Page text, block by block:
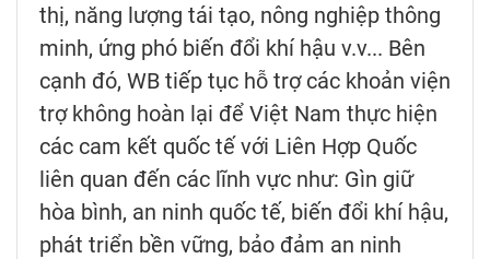
thị, năng lượng tái tạo, nông nghiệp thông
minh, ứng phó biến đổi khí hậu v.v... Bên
cạnh đó, WB tiếp tục hỗ trợ các khoản viện
trợ không hoàn lại để Việt Nam thực hiện
các cam kết quốc tế với Liên Hợp Quốc
liên quan đến các lĩnh vực như: Gìn giữ
hòa bình, an ninh quốc tế, biến đổi khí hậu,
phát triển bền vững, bảo đảm an ninh